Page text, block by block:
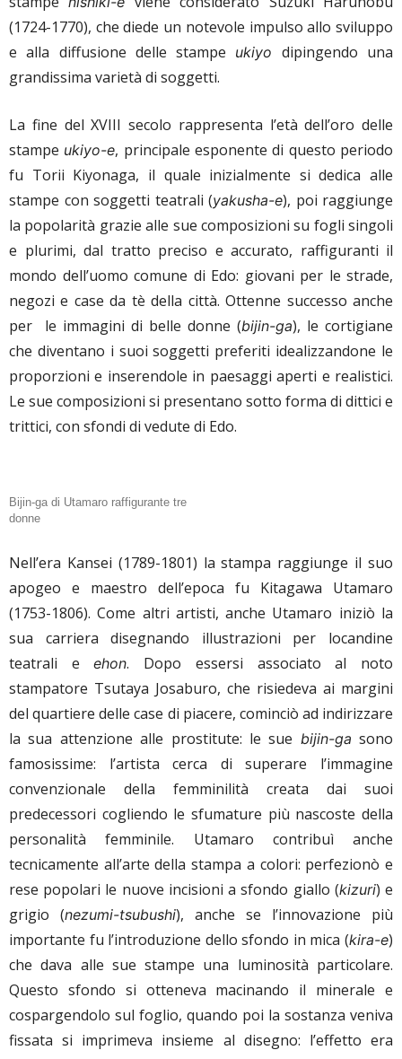
(1724-1770), che diede un notevole impulso allo sviluppo
e alla diffusione delle stampe ukiyo dipingendo una
grandissima varietà di soggetti.
La fine del XVIII secolo rappresenta l’età dell’oro delle
stampe ukiyo-e, principale esponente di questo periodo
fu Torii Kiyonaga, il quale inizialmente si dedica alle
stampe con soggetti teatrali (yakusha-e), poi raggiunge
la popolarità grazie alle sue composizioni su fogli singoli
e plurimi, dal tratto preciso e accurato, raffiguranti il
mondo dell’uomo comune di Edo: giovani per le strade,
negozi e case da tè della città. Ottenne successo anche
per le immagini di belle donne (bijin-ga), le cortigiane
che diventano i suoi soggetti preferiti idealizzandone le
proporzioni e inserendole in paesaggi aperti e realistici.
Le sue composizioni si presentano sotto forma di dittici e
trittici, con sfondi di vedute di Edo.
Bijin-ga di Utamaro raffigurante tre
donne
Nell’era Kansei (1789-1801) la stampa raggiunge il suo
apogeo e maestro dell’epoca fu Kitagawa Utamaro
(1753-1806). Come altri artisti, anche Utamaro iniziò la
sua carriera disegnando illustrazioni per locandine
teatrali eehon. Dopo essersi associato al noto
stampatore Tsutaya Josaburo, che risiedeva ai margini
del quartiere delle case di piacere, cominciò ad indirizzare
la sua attenzione alle prostitute: le sue bijin-ga sono
famosissime: l’artista cerca di superare l’immagine
convenzionale della femminilità creata dai suoi
predecessori cogliendo le sfumature più nascoste della
personalità femminile. Utamaro contribuì anche
tecnicamente all’arte della stampa a colori: perfezionò e
rese popolari le nuove incisioni a sfondo giallo (kizuri) e
grigio (nezumi-tsubushi), anche se l’innovazione più
importante fu l’introduzione dello sfondo in mica (kira-e)
che dava alle sue stampe una luminosità particolare.
Questo sfondo si otteneva macinando il minerale e
cospargendolo sul foglio, quando poi la sostanza veniva
fissata si imprimeva insieme al disegno: l’effetto era